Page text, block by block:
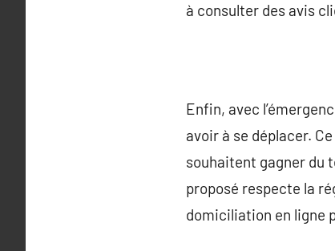
à consulter des avis
Enfin, avec
avoir à se déplacer.
souhaitent gagner du
proposé respecte la
domiciliation en ligne